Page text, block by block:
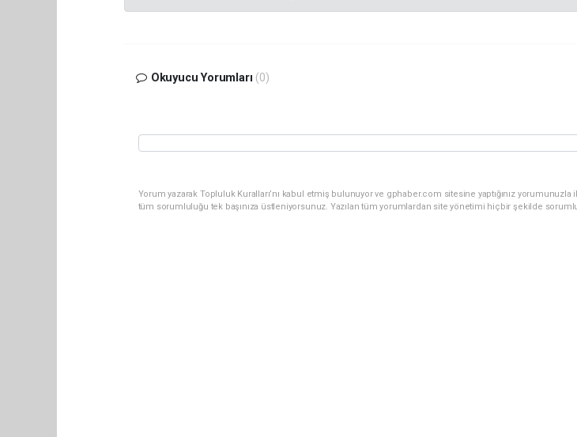
Okuyucu Yorumları (0)
Yorum yazarak Topluluk Kuralları’nı kabul etmiş bulunuyor ve gphaber.com sitesine yaptığınız yorumunuzla
tüm sorumluluğu tek başınıza üstleniyorsunuz. Yazılan tüm yorumlardan site yönetimi hiçbir şekilde